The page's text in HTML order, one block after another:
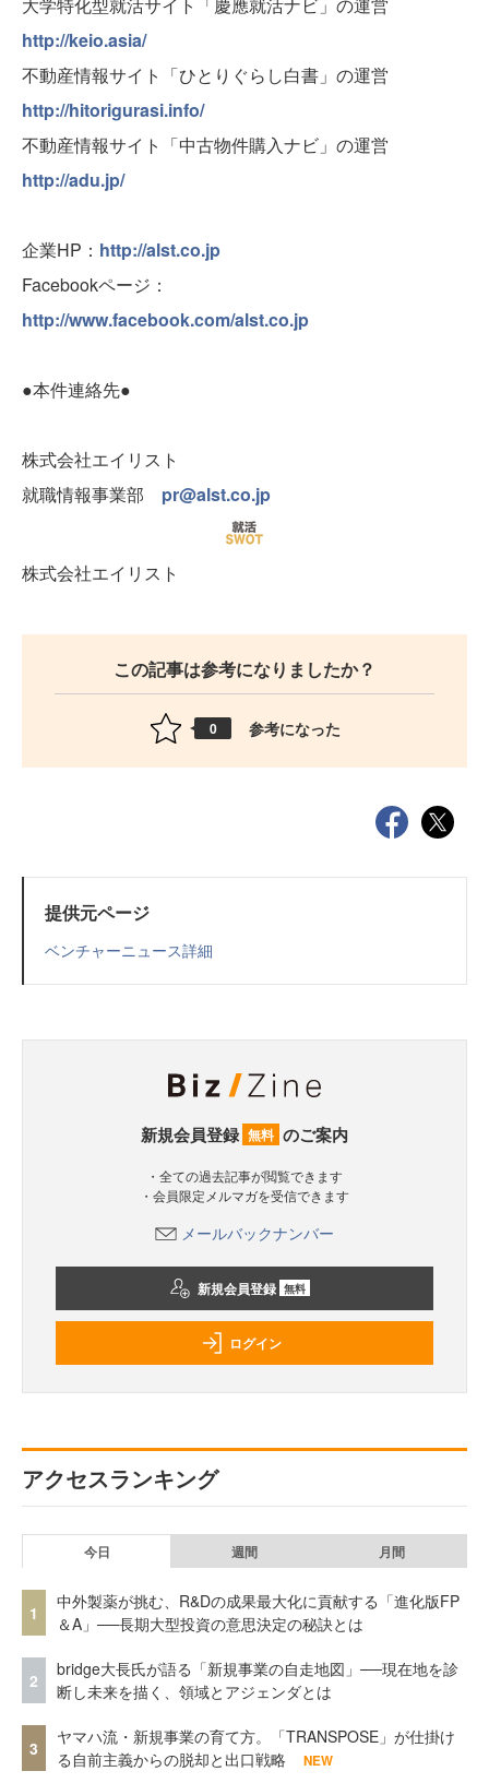
http://keio.asia/
不動産情報サイト「ひとりぐらし白書」の運営
http://hitorigurasi.info/
不動産情報サイト「中古物件購入ナビ」の運営
http://adu.jp/
企業HP： http://alst.co.jp
Facebookページ：
http://www.facebook.com/alst.co.jp
●本件連絡先●
株式会社エイリスト
就職情報事業部 pr@alst.co.jp
株式会社エイリスト
この記事は参考になりましたか？
0 参考になった
提供元ページ
ベンチャーニュース詳細
新規会員登録 無料 のご案内
・全ての過去記事が閲覧できます
・会員限定メルマガを受信できます
メールバックナンバー
新規会員登録 無料
ログイン
アクセスランキング
今日 週間 月間
1
中外製薬が挑む、R&Dの成果最大化に貢献する「進化版FP
＆A」──長期大型投資の意思決定の秘訣とは
2
bridge大長氏が語る「新規事業の自走地図」──現在地を診
断し未来を描く、領域とアジェンダとは
3
ヤマハ流・新規事業の育て方。「TRANSPOSE」が仕掛け
る自前主義からの脱却と出口戦略
NEW